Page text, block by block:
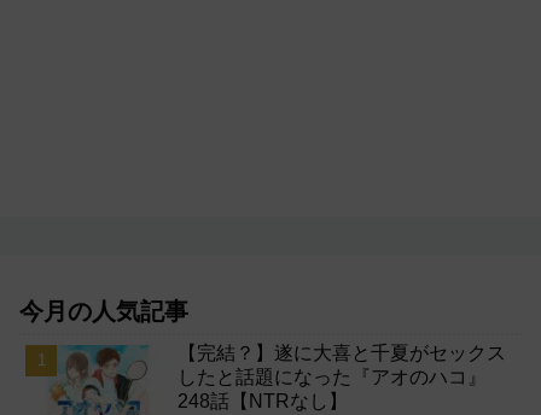
今月の人気記事
【完結？】遂に大喜と千夏がセックス
したと話題になった『アオのハコ』
248話【NTRなし】